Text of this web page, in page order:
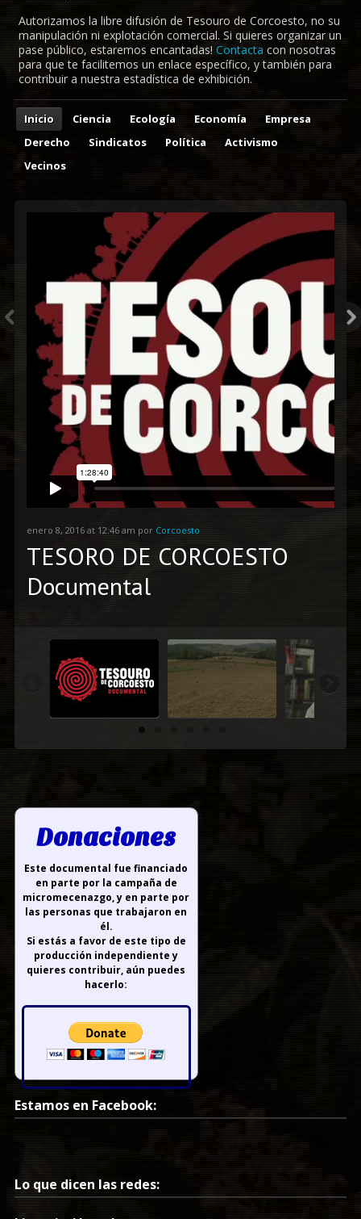
Autorizamos la libre difusión de Tesouro de Corcoesto, no su
manipulación ni explotación comercial. Si quieres organizar un
pase público, estaremos encantadas!Contactacon nosotras
para que te facilitemos un enlace específico, y también para
contribuir a nuestra estadística de exhibición.
Inicio Ciencia Ecología Economía
Empresa
Derecho
Sindicatos Política
Activismo
Vecinos
enero 8, 2016 at 12:46 am por Corcoesto
TESORO DE CORCOESTO
Documental
Donaciones
Este documental fue financiado
en parte por la campaña de
micromecenazgo, y en parte por
las personas que trabajaron en
él.
Si estás a favor de este tipo de
producción independiente y
quieres contribuir, aún puedes
hacerlo:
Estamos en Facebook:
Lo que dicen las redes: